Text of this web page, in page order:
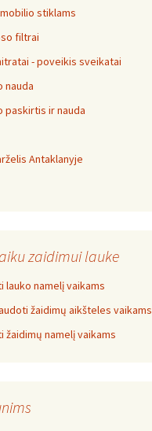
stiklams
filtrai
- poveikis sveikatai
nauda
paskirtis ir nauda
Antaklanyje
zaidimui lauke
lauko namelį vaikams
žaidimų aikšteles vaikams
žaidimų namelį vaikams